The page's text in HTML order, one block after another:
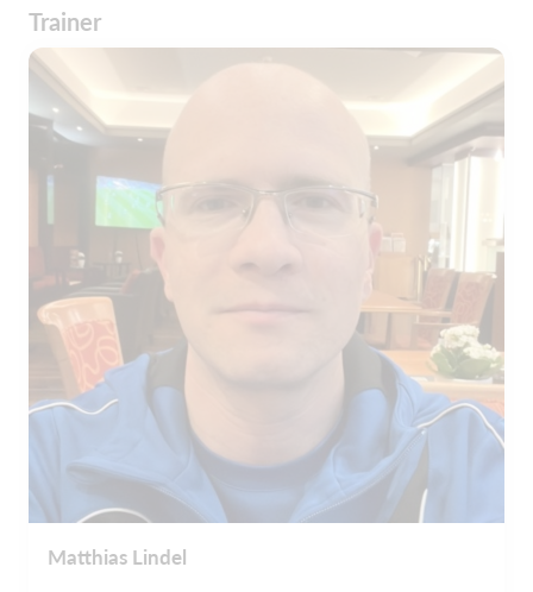
Trainer
Matthias Lindel